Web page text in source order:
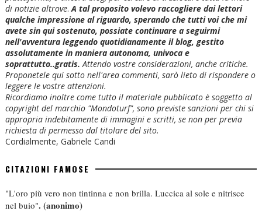
di notizie altrove.A tal proposito volevo raccogliere dai lettori
qualche impressione al riguardo, sperando che tutti voi che mi
avete sin qui sostenuto, possiate continuare a seguirmi
nell'avventura leggendo quotidianamente il blog, gestito
assolutamente in maniera autonoma, univoca e
soprattutto..gratis. Attendo vostre considerazioni, anche critiche.
Proponetele qui sotto nell'area commenti, sarò lieto di rispondere o
leggere le vostre attenzioni.
Ricordiamo inoltre come tutto il materiale pubblicato è soggetto al
copyright del marchio "Mondoturf", sono previste sanzioni per chi si
appropria indebitamente di immagini e scritti, se non per previa
richiesta di permesso dal titolare del sito.
Cordialmente, Gabriele Candi
CITAZIONI FAMOSE
"L'oro più vero non tintinna e non brilla. Luccica al sole e nitrisce
nel buio". (anonimo)